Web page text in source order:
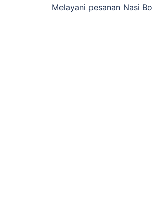
Melayani pesanan Nasi